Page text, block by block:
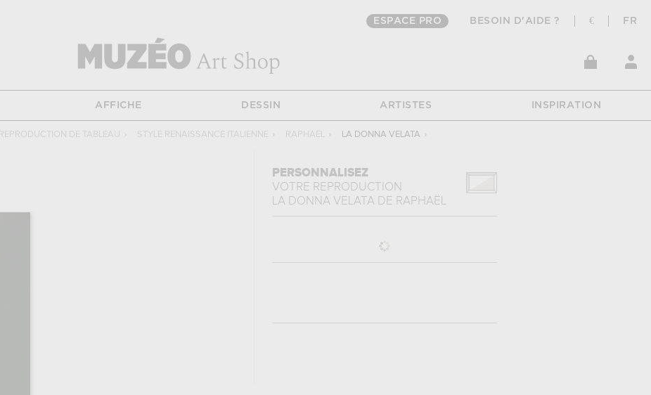
ESPACE PRO BESOIN D'AIDE ? € FR
AFFICHE DESSIN ARTISTES INSPIRATION
REPRODUCTION DE TABLEAU › STYLE RENAISSANCE ITALIENNE › RAPHAËL › LA DONNA VELATA ›
PERSONNALISEZ
VOTRE REPRODUCTION
LA DONNA VELATA DE RAPHAËL